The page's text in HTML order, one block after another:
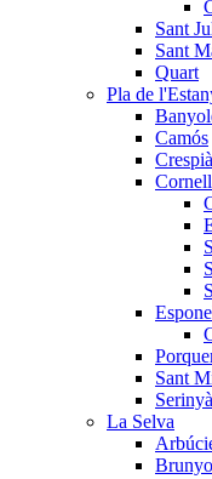
Sant
Sant
Quart
Pla de
Camós
Crespià
Sant
Serinyà
La Selva